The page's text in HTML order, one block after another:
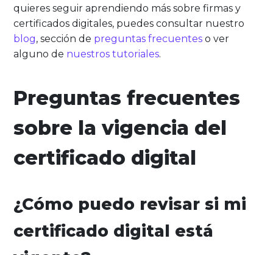
quieres seguir aprendiendo más sobre firmas y
certificados digitales, puedes consultar nuestro
blog, sección de preguntas frecuentes o ver
alguno de nuestros tutoriales.
Preguntas frecuentes
sobre la vigencia del
certificado digital
¿Cómo puedo revisar si mi
certificado digital está